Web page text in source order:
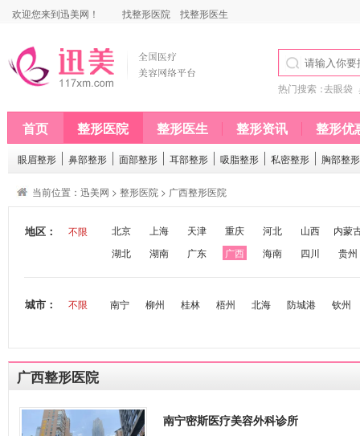
欢迎您来到迅美网！ 找整形医院 找整形医生
热门搜索：去眼袋
首页 整形医院 整形医生 整形资讯 整形优
眼眉整形 鼻部整形 面部整形 耳部整形 吸脂整形 私密整形 胸部整形
当前位置： 迅美网 > 整形医院 > 广西整形医院
地区： 不限 北京 上海 天津 重庆 河北 山西
内蒙
湖北
湖南 广东 广西 海南 四川 贵州
城市： 不限 南宁 柳州 桂林 梧州 北海 防城港 钦州
广西整形医院
南宁密斯医疗美容外科诊所